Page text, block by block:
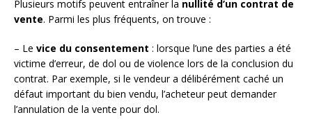
Plusieurs motifs peuvent entraîner la nullité d’un contrat de
vente. Parmi les plus fréquents, on trouve :
– Le vice du consentement : lorsque l’une des parties a été
victime d’erreur, de dol ou de violence lors de la conclusion du
contrat. Par exemple, si le vendeur a délibérément caché un
défaut important du bien vendu, l’acheteur peut demander
l’annulation de la vente pour dol.